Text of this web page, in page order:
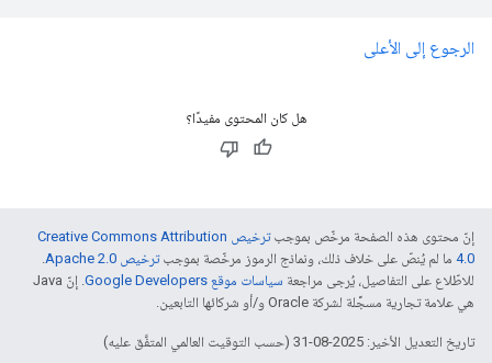
الرجوع إلى الأعلى
هل كان المحتوى مفيدًا؟
إنّ محتوى هذه الصفحة مرخّص بموجب
ترخيص Creative Commons Attribution
4.0‏ ما لم يُنصّ على خلاف ذلك، ونماذج الرموز مرخّصة بموجبترخيص Apache 2.0‏
.
للاطّلاع على التفاصيل، يُرجى مراجعة سياسات موقع Google Developers‏
. إنّ Java
هي علامة تجارية مسجَّلة لشركة Oracle و/أو شركائها التابعين.
تاريخ التعديل الأخير: 2025-08-31 (حسب التوقيت العالمي المتفَّق عليه)